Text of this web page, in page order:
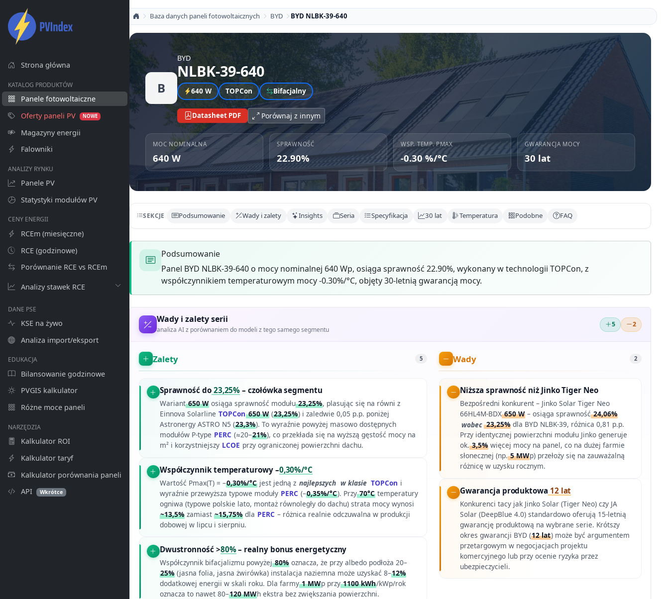
Strona główna
KATALOG PRODUKTÓW
Panele fotowoltaiczne
Oferty paneli PV
NOWE
Magazyny energii
Falowniki
ANALIZY RYNKU
Panele PV
Statystyki modułów PV
CENY ENERGII
RCEm (miesięczne)
RCE (godzinowe)
Porównanie RCE vs RCEm
Analizy stawek RCE
DANE PSE
KSE na żywo
Analiza import/eksport
EDUKACJA
Bilansowanie godzinowe
PVGIS kalkulator
Różne moce paneli
NARZĘDZIA
Kalkulator ROI
Kalkulator taryf
Kalkulator porównania paneli
API
Wkrótce
Baza danych paneli fotowoltaicznych BYD BYD NLBK-39-640
B
BYD
NLBK-39-640
640 W TOPCon Bifacjalny
Datasheet PDF Porównaj z innym
MOC NOMINALNA
640 W
SPRAWNOŚĆ
22.90%
WSP. TEMP. PMAX
-0.30 %/°C
GWARANCJA MOCY
30 lat
SEKCJE Podsumowanie Wady i zalety Insights Seria Specyfikacja 30 lat Temperatura Podobne FAQ
Podsumowanie
Panel BYD NLBK-39-640 o mocy nominalnej 640 Wp, osiąga sprawność 22.90%, wykonany w technologii TOPCon, z
współczynnikiem temperaturowym mocy -0.30%/°C, objęty 30-letnią gwarancją mocy.
Wady i zalety serii
analiza AI z porównaniem do modeli z tego samego segmentu
5 2
Zalety 5
Sprawność do23,25% – czołówka segmentu
Wariant650 Wosiąga sprawność modułu23,25%, plasując się na równi z
Einnova Solarline TOPCon650 W(23,25%) i zaledwie 0,05 p.p. poniżej
Astronergy ASTRO N5 (23,3%). To wyraźnie powyżej masowo dostępnych
modułów P-type PERC (≈20–21%), co przekłada się na wyższą gęstość mocy na
m² i korzystniejszy LCOE przy ograniczonej powierzchni dachu.
Współczynnik temperaturowy –0,30%/°C
Wartość Pmax(T) = –0,30%/°Cjest jedną z najlepszych w klasie TOPCon i
wyraźnie przewyższa typowe moduły PERC (–0,35%/°C). Przy70°Ctemperatury
ogniwa (typowe polskie lato, montaż równoległy do dachu) strata mocy wynosi
~13,5%zamiast ~15,75%dla PERC – różnica realnie odczuwalna w produkcji
dobowej w lipcu i sierpniu.
Dwustronność >80%– realny bonus energetyczny
Współczynnik bifacjalizmu powyżej80%oznacza, że przy albedo podłoża 20–
25%(jasna folia, jasna żwirówka) instalacja naziemna może uzyskać 8–12%
dodatkowej energii w skali roku. Dla farmy1 MWp przy1100 kWh/kWp/rok
oznacza to nawet 80–120 MWh ekstra bez zwiększania powierzchni.
Wady 2
Niższa sprawność niż Jinko Tiger Neo
Bezpośredni konkurent – Jinko Solar Tiger Neo
66HL4M-BDX650 W – osiąga sprawność24,06%
wobec23,25%dla BYD NLBK-39, różnica 0,81 p.p.
Przy identycznej powierzchni modułu Jinko generuje
ok.3,5% więcej mocy na panel, co na dużej farmie
słonecznej (np.5 MWp) przełoży się na zauważalną
różnicę w uzysku rocznym.
Gwarancja produktowa 12 lat
Konkurenci tacy jak Jinko Solar (Tiger Neo) czy JA
Solar (DeepBlue 4.0) standardowo oferują 15-letnią
gwarancję produktową na wybrane serie. Krótszy
okres gwarancji BYD (12 lat) może być argumentem
przetargowym w negocjacjach projektu
komercyjnego lub przy ocenie ryzyka przez
ubezpieczycieli.